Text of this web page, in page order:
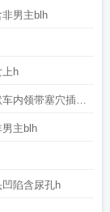
男主blh
上h
内领带塞穴插入
男主blh
陷含尿孔h